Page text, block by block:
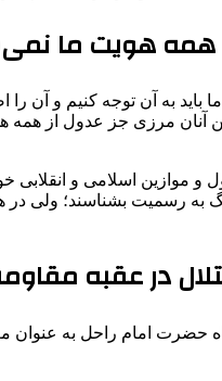
همه هویت‌ ما
باید به آن توجه کنیم و آن
آنان مرزی جز عدول از
و موازین اسلامی و
بشناسند؛ ولی در همان
در عقبه
امام راحل به عنوان